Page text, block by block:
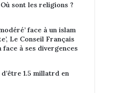
sont les religions ?
face à un islam
Le Conseil Français
face à ses divergences
1.5 millatrd en